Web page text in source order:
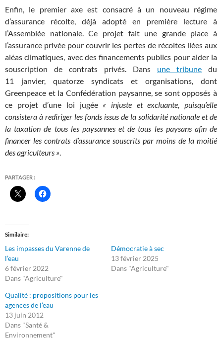
Enfin, le premier axe est consacré à un nouveau régime
d’assurance récolte, déjà adopté en première lecture à
l’Assemblée nationale. Ce projet fait une grande place à
l’assurance privée pour couvrir les pertes de récoltes liées aux
aléas climatiques, avec des financements publics pour aider la
souscription de contrats privés. Dans une tribune du
11 janvier, quatorze syndicats et organisations, dont
Greenpeace et la Confédération paysanne, se sont opposés à
ce projet d’une loi jugée «
injuste et excluante, puisqu’elle
consistera à rediriger les fonds issus de la solidarité nationale et de
la taxation de tous les paysannes et de tous les paysans afin de
financer les contrats d’assurance souscrits par moins de la moitié
des agriculteurs ».
PARTAGER :
Similaire
Les impasses du Varenne de
l’eau
6 février 2022
Dans "Agriculture"
Démocratie à sec
13 février 2025
Dans "Agriculture"
Qualité : propositions pour les
agences de l’eau
13 juin 2012
Dans "Santé &
Environnement"